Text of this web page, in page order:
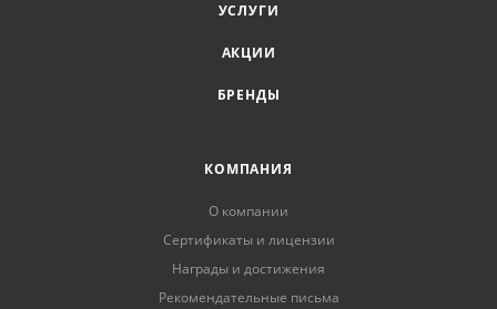
УСЛУГИ
АКЦИИ
БРЕНДЫ
КОМПАНИЯ
О компании
Сертификаты и лицензии
Награды и достижения
Рекомендательные письма